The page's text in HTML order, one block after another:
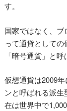
す。
国家ではなく、
って通貨として
「暗号通貨」と呼
仮想通貨は2009
ンと呼ばれる派
在は世界中で